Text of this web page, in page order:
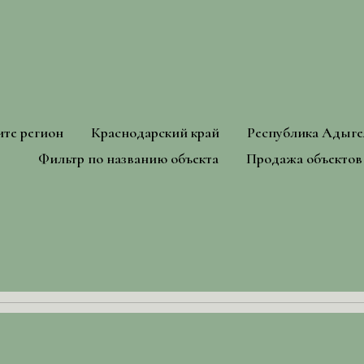
регион Краснодарский край Республика
Фильтр по названию объекта
Продажа объектов